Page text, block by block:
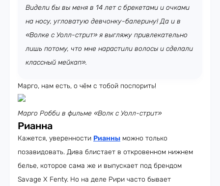
Видели бы вы меня в 14 лет с брекетами и очками
на носу, угловатую девчонку-балерину! Да и в
«Волке с Уолл-стрит» я выгляжу привлекательно
лишь потому, что мне нарастили волосы и сделали
классный мейкап».
Марго, нам есть, о чём с тобой поспорить!
Марго Робби в фильме «Волк с Уолл-стрит»
Рианна
Кажется, уверенности Рианны можно только
позавидовать. Дива блистает в откровенном нижнем
белье, которое сама же и выпускает под брендом
Savage X Fenty. Но на деле Рири часто бывает